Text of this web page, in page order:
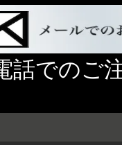
話でのご